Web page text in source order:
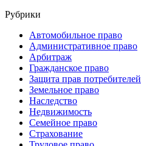
Рубрики
Автомобильное право
Административное право
Арбитраж
Гражданское право
Защита прав потребителей
Земельное право
Наследство
Недвижимость
Семейное право
Страхование